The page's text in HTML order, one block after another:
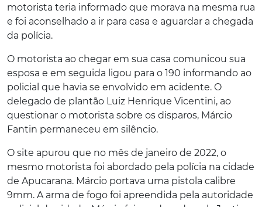
motorista teria informado que morava na mesma rua
e foi aconselhado a ir para casa e aguardar a chegada
da polícia.
O motorista ao chegar em sua casa comunicou sua
esposa e em seguida ligou para o 190 informando ao
policial que havia se envolvido em acidente. O
delegado de plantão Luiz Henrique Vicentini, ao
questionar o motorista sobre os disparos, Márcio
Fantin permaneceu em silêncio.
O site apurou que no mês de janeiro de 2022, o
mesmo motorista foi abordado pela polícia na cidade
de Apucarana. Márcio portava uma pistola calibre
9mm. A arma de fogo foi apreendida pela autoridade